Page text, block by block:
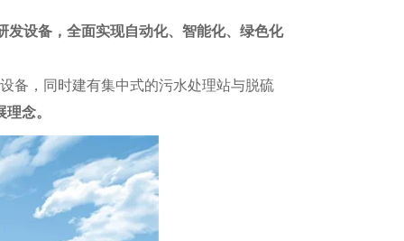
发设备，全面实现自动化、智能化、绿色化
备，同时建有集中式的污水处理站与脱硫
念。